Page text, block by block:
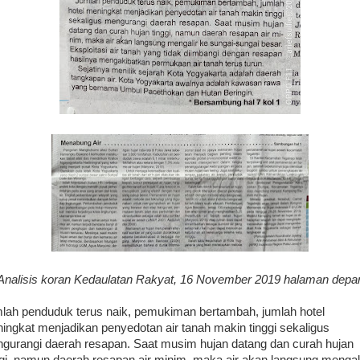
koran Kedaulatan Rakyat, 16 November 2019 halaman
penduduk terus naik, pemukiman bertambah, jumlah hotel
menjadikan penyedotan air tanah makin tinggi sekaligus
daerah resapan. Saat musim hujan datang dan curah hujan